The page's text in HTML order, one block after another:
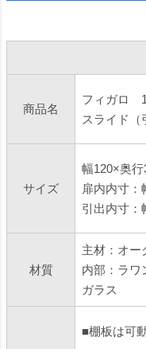
商品名
フィガロ
スライド（
サイズ
幅120×奥
扉内内寸：
引出内寸：
材質
主材：オー
内部：ラ
ガラス
■棚板は可